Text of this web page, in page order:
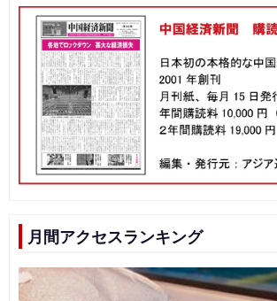
月間アクセスランキング